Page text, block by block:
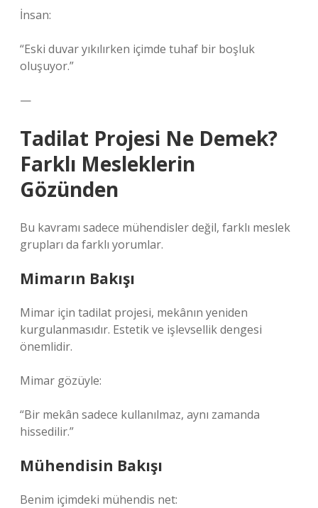
İnsan:
“Eski duvar yıkılırken içimde tuhaf bir boşluk
oluşuyor.”
—
Tadilat Projesi Ne Demek?
Farklı Mesleklerin
Gözünden
Bu kavramı sadece mühendisler değil, farklı meslek
grupları da farklı yorumlar.
Mimarın Bakışı
Mimar için tadilat projesi, mekânın yeniden
kurgulanmasıdır. Estetik ve işlevsellik dengesi
önemlidir.
Mimar gözüyle:
“Bir mekân sadece kullanılmaz, aynı zamanda
hissedilir.”
Mühendisin Bakışı
Benim içimdeki mühendis net: